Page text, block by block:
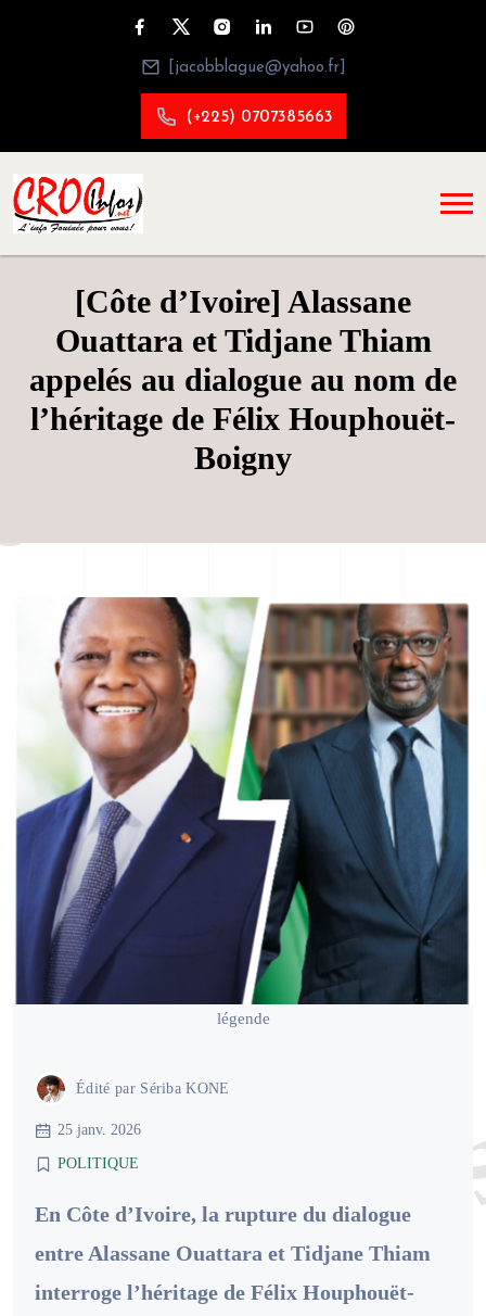
[jacobblague@yahoo.fr]
(+225) 0707385663
[Côte d’Ivoire] Alassane
Ouattara et Tidjane Thiam
appelés au dialogue au nom de
l’héritage de Félix Houphouët-
Boigny
légende
Édité par Sériba KONE
25 janv. 2026
POLITIQUE
En Côte d’Ivoire, la rupture du dialogue
entre Alassane Ouattara et Tidjane Thiam
interroge l’héritage de Félix Houphouët-